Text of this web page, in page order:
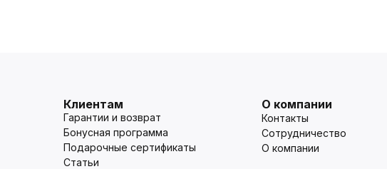
Клиентам
Гарантии и возврат
Бонусная программа
Подарочные сертификаты
Статьи
О компании
Контакты
Сотрудничество
О компании